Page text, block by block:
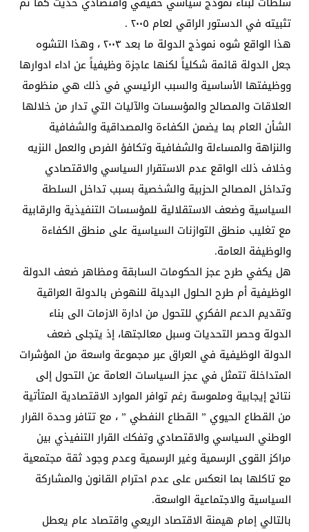
تثبيته في الدستور الراقي لعام ٢٠٠٥ .
هذا الواقع شوه نموذج الدولة ما بعد ٢٠٠٣ ، وهذا التشوه
جعل الدولة قائمة شكلياً لكنها عاجزة وظيفياً عن اداء ادوارها
ووظيفتها الأساسية والسبب الرئيسي في ذلك هي منظومة
العلاقات والمصالح والمؤسسات والآليات التي تدار من خلالها
الشأن العام بما يضمن الكفاءة والمصداقية والشفافية
والنزاهة والمساءلة والشفافية وتكافؤ الفرص والعمل النزيه
وخلاف ذلك الواقع عدم الاستقرار السياسي والاقتصادي
وتداخل المصالح الحزبية والشخصية بسبب تداخل السلطة
السياسية وضعف الاستقلالية للمؤسسات التنفيذية والرقابية
مع تغليب منطق التوازنات السياسية على منطق الكفاءة
والوظيفة العامة.
هل يكفي طرح عجز الحكومات السابقة ومظاهر ضعف الدولة
الوظيفية أم طرح الحلول البديلة للنهوض بالدولة العراقية
وتقديم الدعم الفكري للتحول من ادارة الازمات الى بناء
الدولة وحصر التحديات وسبل معالجتها، إذ يتجلى ضعف
الدولة الوظيفية في العراق عبر مجموعة واسعة من المؤشرات
المتداخلة تتمثل في عجز السياسات العامة عن التحول إلى
نتائج إيجابية وملموسة رغم توافر الموارد الاقتصادية المتأتية
من القطاع الحيوي ” القطاع النفطي ” ، مع تتافر وحدة القرار
الوطني السياسي والاقتصادي وتفكك القرار التنفيذي بين
مراكز القوى الرسمية وغير الرسمية وعدم وجود ثقة مجتمعية
مع تاكلها بما انعكس على عدم احترام القانون والمشاركة
السياسية والاجتماعية الواسعة.
بالتالي إمام هيمنة الاقتصاد الريعي واقتصاد عام يعطل